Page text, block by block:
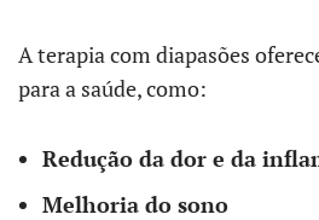
A terapia com diapasões
para a saúde, como:
Redução da dor e da
Melhoria do sono